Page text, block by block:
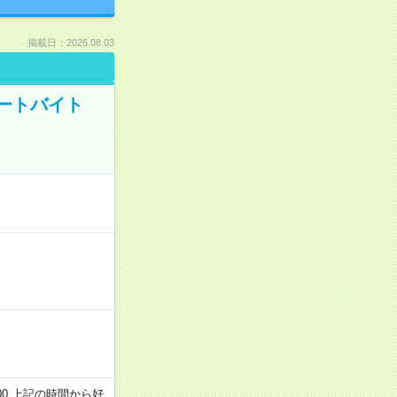
掲載日：2026.08.03
トバイト
上記の時間から好